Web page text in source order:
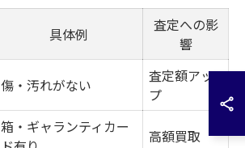
具体例
査定への影
響
傷・汚れがない
査定額アッ
プ
箱・ギャランティカー
高額買取